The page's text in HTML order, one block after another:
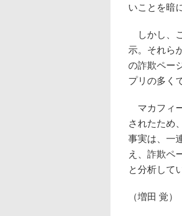
いことを暗
しかし、
示。それら
の詐欺ペー
プリの多く
マカフィ
されたため
事実は、一
え、詐欺ペ
と分析して
（増田 覚）